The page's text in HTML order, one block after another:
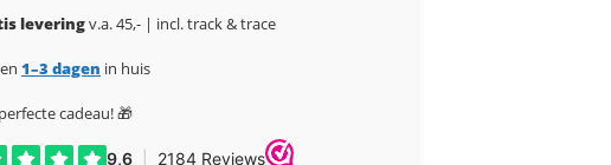
leveringv.a. 45,- | incl. track & trace
1–3 dagen in huis
cadeau! 🎁